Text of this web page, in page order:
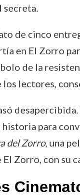
secreta.
de cinco
en El Zorro
de la
lectores,
para
del Zorro, una
Zorro, con su